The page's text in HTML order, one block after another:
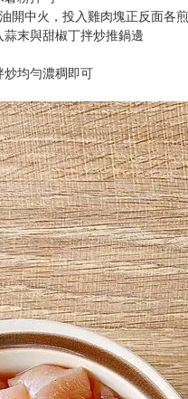
中火，投入雞肉塊正反面各
末與甜椒丁拌炒推鍋邊
均勻濃稠即可